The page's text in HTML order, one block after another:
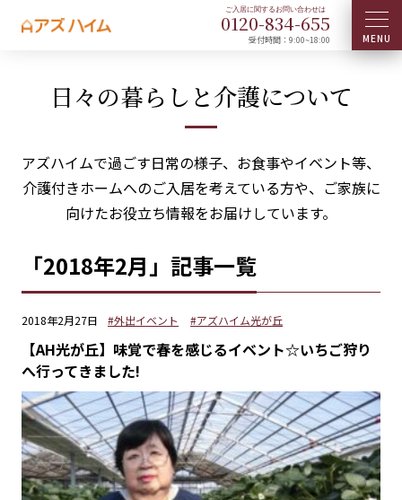
0120-834-655
受付時間：9:00~18:00
日々の暮らしと介護について
アズハイムで過ごす日常の様子、お食事やイベント等、
介護付きホームへのご入居を考えている方や、ご家族に
向けたお役立ち情報をお届けしています。
「2018年2月」記事一覧
2018年2月27日 #外出イベント #アズハイム光が丘
【AH光が丘】味覚で春を感じるイベント☆いちご狩り
へ行ってきました!